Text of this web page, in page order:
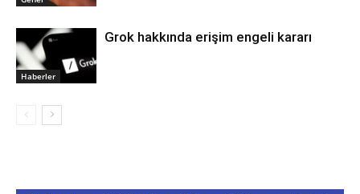
Haberler
Grok hakkında erişim engeli kararı